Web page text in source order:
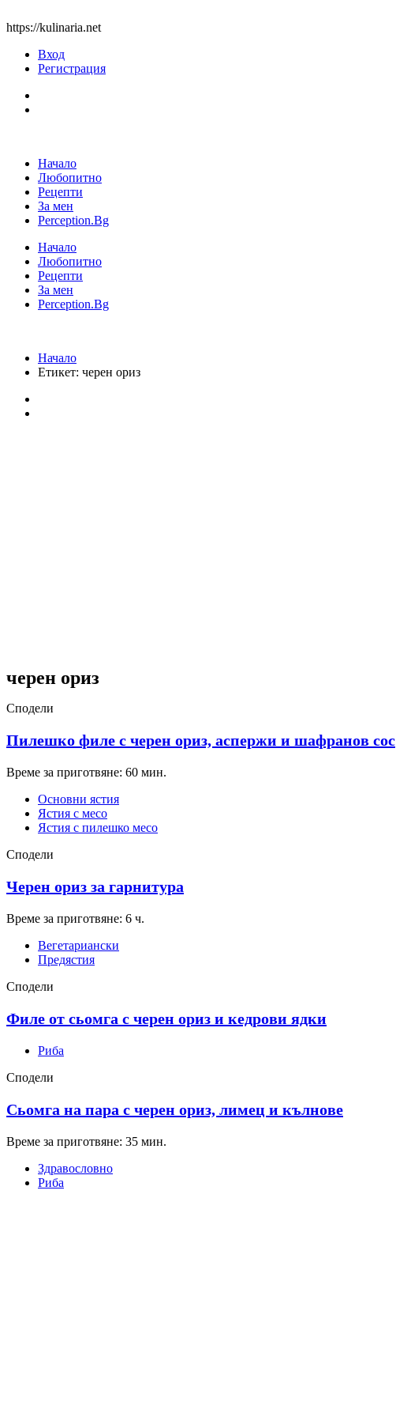
https://kulinaria.net
Вход
Регистрация
Начало
Любопитно
Рецепти
За мен
Perception.Bg
Начало
Любопитно
Рецепти
За мен
Perception.Bg
Начало
Етикет: черен ориз
черен ориз
Сподели
Пилешко филе с черен ориз, аспержи и шафранов сос
Време за приготвяне: 60 мин.
Основни ястия
Ястия с месо
Ястия с пилешко месо
Сподели
Черен ориз за гарнитура
Време за приготвяне: 6 ч.
Вегетариански
Предястия
Сподели
Филе от сьомга с черен ориз и кедрови ядки
Риба
Сподели
Сьомга на пара с черен ориз, лимец и кълнове
Време за приготвяне: 35 мин.
Здравословно
Риба